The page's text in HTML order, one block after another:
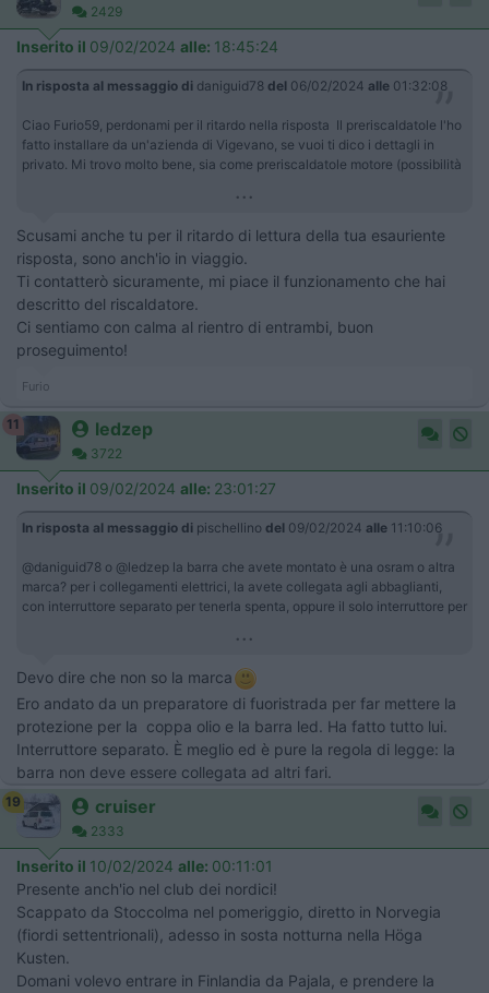
2429
Inserito il 09/02/2024 alle: 18:45:24
In risposta al messaggio di daniguid78 del 06/02/2024 alle 01:32:08
Ciao Furio59, perdonami per il ritardo nella risposta Il preriscaldatole l'ho
fatto installare da un'azienda di Vigevano, se vuoi ti dico i dettagli in
privato. Mi trovo molto bene, sia come preriscaldatole motore (possibilità
...
Scusami anche tu per il ritardo di lettura della tua esauriente
risposta, sono anch'io in viaggio.
Ti contatterò sicuramente, mi piace il funzionamento che hai
descritto del riscaldatore.
Ci sentiamo con calma al rientro di entrambi, buon
proseguimento!
Furio
11 ledzep
3722
Inserito il 09/02/2024 alle: 23:01:27
In risposta al messaggio di pischellino del 09/02/2024 alle 11:10:06
@daniguid78 o @ledzep la barra che avete montato è una osram o altra
marca? per i collegamenti elettrici, la avete collegata agli abbaglianti,
con interruttore separato per tenerla spenta, oppure il solo interruttore per
...
Devo dire che non so la marca
Ero andato da un preparatore di fuoristrada per far mettere la
protezione per la coppa olio e la barra led. Ha fatto tutto lui.
Interruttore separato. È meglio ed è pure la regola di legge: la
barra non deve essere collegata ad altri fari.
19 cruiser
2333
Inserito il 10/02/2024 alle: 00:11:01
Presente anch'io nel club dei nordici!
Scappato da Stoccolma nel pomeriggio, diretto in Norvegia
(fiordi settentrionali), adesso in sosta notturna nella Höga
Kusten.
Domani volevo entrare in Finlandia da Pajala, e prendere la